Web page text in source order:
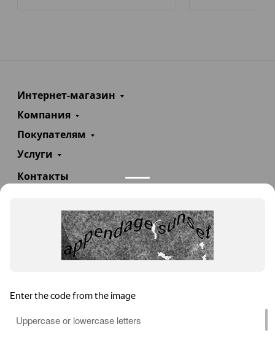
Интернет-магазин
Компания
Покупателям
Услуги
Контакты
info@teploexpert.com
Пн—Сб 09:00 – 18:00
TeploExpert.com © 2008 - 2026 Оборудование для
систем отопления, водоснабжения, канализации